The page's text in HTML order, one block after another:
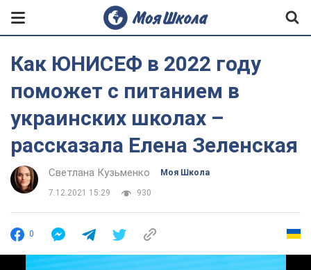
Как ЮНИСЕФ в 2022 году
поможет с питанием в
украинских школах –
рассказала Елена Зеленская
Светлана Кузьменко Моя Школа
7.12.2021 15:29 930
0